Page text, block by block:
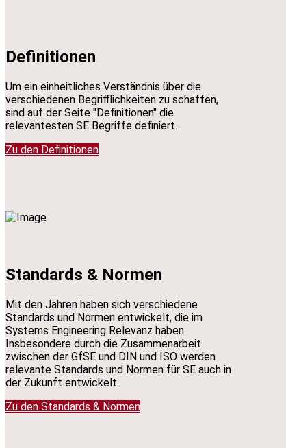
Definitionen
Um ein einheitliches Verständnis über die
verschiedenen Begrifflichkeiten zu schaffen,
sind auf der Seite "Definitionen" die
relevantesten SE Begriffe definiert.
Zu den Definitionen
Standards & Normen
Mit den Jahren haben sich verschiedene
Standards und Normen entwickelt, die im
Systems Engineering Relevanz haben.
Insbesondere durch die Zusammenarbeit
zwischen der GfSE und DIN und ISO werden
relevante Standards und Normen für SE auch in
der Zukunft entwickelt.
Zu den Standards & Normen